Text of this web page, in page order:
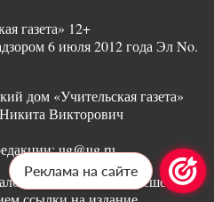
газета» 12+
6 июля 2012 года Эл No.
дом «Учительская газета»
Викторович
ug@ug.ru
допускается с разрешения
Реклама на сайте